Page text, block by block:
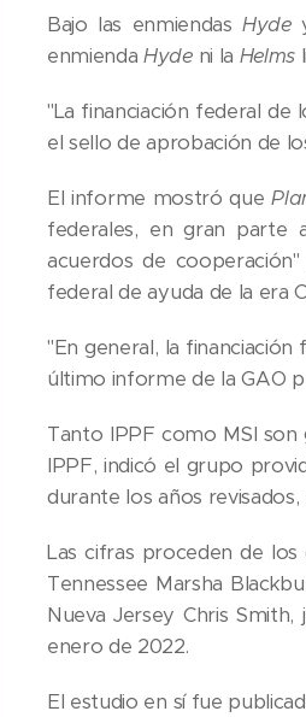
Bajo las enmiendasHyde
enmiendaHydeni la Helms
"La financiación federal
el sello de aprobación de
El informe mostró que
federales, en gran
acuerdos de
federal de ayuda de la era
"En general, la
último informe de la GAO
Tanto IPPF como MSI
IPPF, indicó el grupo
durante los años
Las cifras proceden de
Tennessee Marsha
Nueva Jersey Chris
enero de 2022.
El estudio en sí fue